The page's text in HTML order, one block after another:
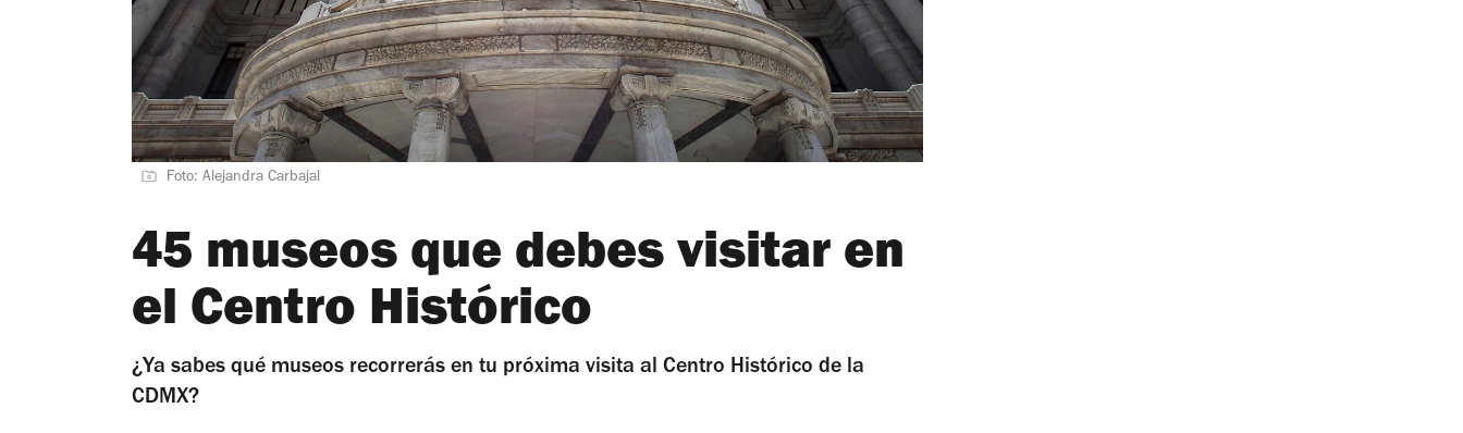
Foto: Alejandra Carbajal
45 museos que debes visitar en
el Centro Histórico
¿Ya sabes qué museos recorrerás en tu próxima visita al Centro Histórico de la
CDMX?